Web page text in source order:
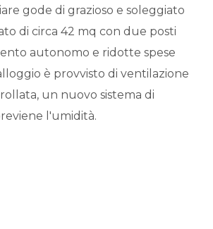
gode di grazioso e soleggiato
di circa 42 mq con due posti
autonomo e ridotte spese
è provvisto di ventilazione
un nuovo sistema di
l'umidità.